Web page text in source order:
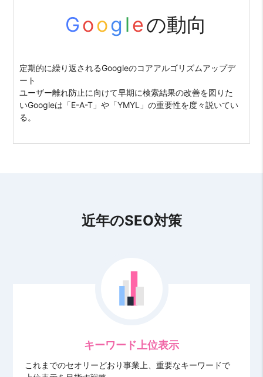
Goog leの動向
定期的に繰り返されるGoogleのコアアルゴリズムアップデ
ート
ユーザー離れ防止に向けて早期に検索結果の改善を図りた
いGoogleは「E-A-T」や「YMYL」の重要性を度々説いてい
る。
近年のSEO対策
キーワード上位表示
これまでのセオリーどおり事業上、重要なキーワードで